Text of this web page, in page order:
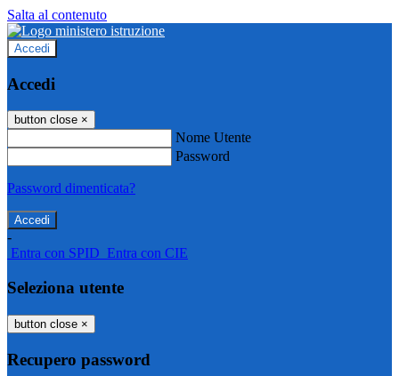
Salta al contenuto
Accedi
Accedi
button close ×
Nome Utente
Password
Password dimenticata?
-
Entra con SPID Entra con CIE
Seleziona utente
button close ×
Recupero password